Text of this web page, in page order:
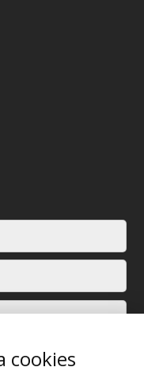
cookies